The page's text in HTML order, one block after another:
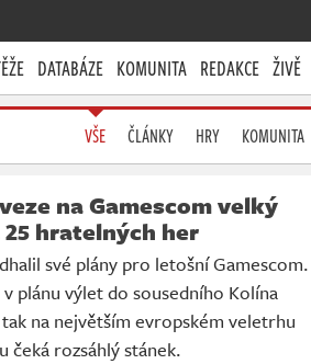
DATABÁZE KOMUNITA REDAKCE ŽIVĚ
VŠE ČLÁNKY HRY KOMUNITA
na Gamescom velký
hratelných her
své plány pro letošní Gamescom.
plánu výlet do sousedního Kolína
na největším evropském veletrhu
čeká rozsáhlý stánek.